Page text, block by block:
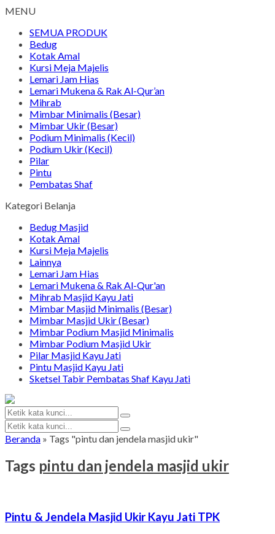
MENU
SEMUA PRODUK
Bedug
Kotak Amal
Kursi Meja Majelis
Lemari Jam Hias
Lemari Mukena & Rak Al-Qur’an
Mihrab
Mimbar Minimalis (Besar)
Mimbar Ukir (Besar)
Podium Minimalis (Kecil)
Podium Ukir (Kecil)
Pilar
Pintu
Pembatas Shaf
Kategori Belanja
Bedug Masjid
Kotak Amal
Kursi Meja Majelis
Lainnya
Lemari Jam Hias
Lemari Mukena & Rak Al-Qur'an
Mihrab Masjid Kayu Jati
Mimbar Masjid Minimalis (Besar)
Mimbar Masjid Ukir (Besar)
Mimbar Podium Masjid Minimalis
Mimbar Podium Masjid Ukir
Pilar Masjid Kayu Jati
Pintu Masjid Kayu Jati
Sketsel Tabir Pembatas Shaf Kayu Jati
Beranda » Tags "pintu dan jendela masjid ukir"
Tags pintu dan jendela masjid ukir
Pintu & Jendela Masjid Ukir Kayu Jati TPK